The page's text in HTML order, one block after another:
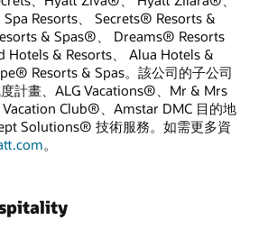
Resorts、 Secrets® Resorts &
& Spas®、 Dreams® Resorts
Hotels & Resorts、 Alua Hotels &
Resorts & Spas。該公司的子公司
計畫、ALG Vacations®、Mr & Mrs
Club®、Amstar DMC 目的地
Solutions® 技術服務。如需更多資
。